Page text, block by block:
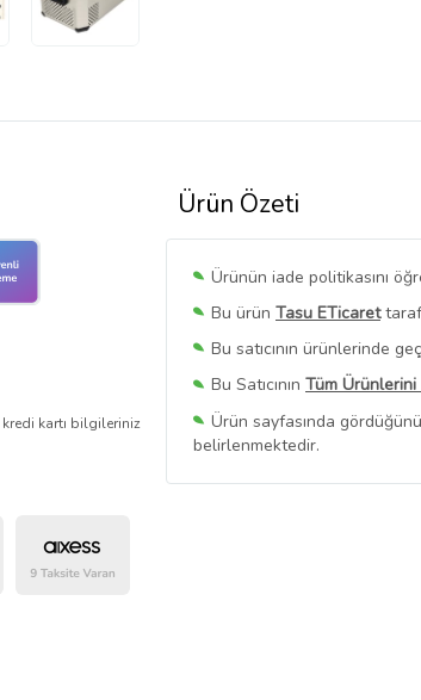
Ürün Özeti
Ürünün iade politikasını
Bu ürün Tasu ETicaret
Bu satıcının ürünlerinde
Bu Satıcının Tüm
Ürün sayfasında
belirlenmektedir.
kartı bilgileriniz